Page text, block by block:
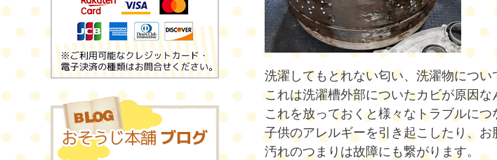
洗濯してもとれない匂い、洗濯物につ
これは洗濯槽外部についたカビが原因な
これを放っておくと様々なトラブルにつ
子供のアレルギーを引き起こしたり、お
汚れのつまりは故障にも繋がります。